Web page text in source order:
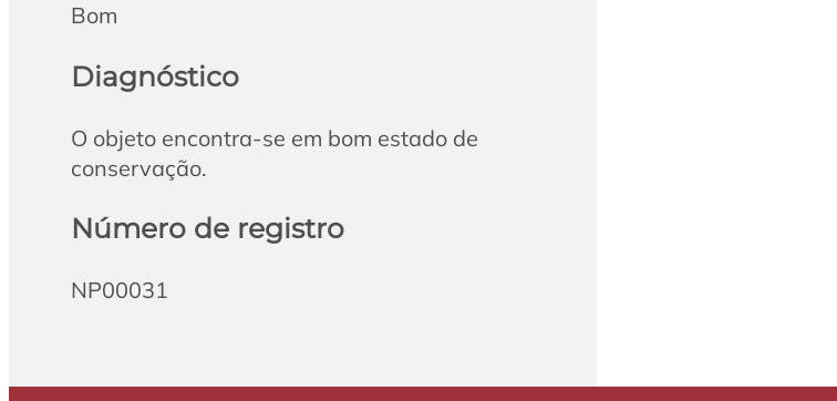
Bom
Diagnóstico
O objeto encontra-se em bom estado de
conservação.
Número de registro
NP00031